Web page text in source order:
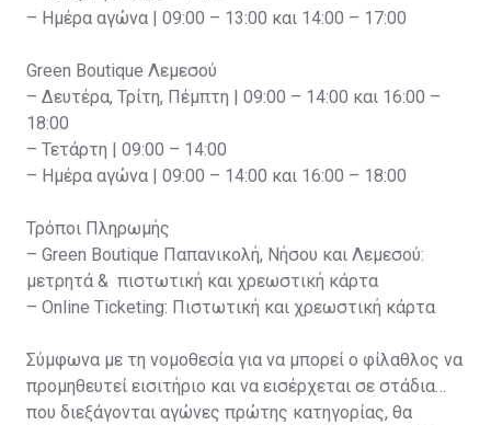
– Ημέρα αγώνα | 09:00 – 13:00 και 14:00 – 17:00
Green Boutique Λεμεσού
– Δευτέρα, Τρίτη, Πέμπτη | 09:00 – 14:00 και 16:00 –
18:00
– Τετάρτη | 09:00 – 14:00
– Ημέρα αγώνα | 09:00 – 14:00 και 16:00 – 18:00
Τρόποι Πληρωμής
– Green Boutique Παπανικολή, Νήσου και Λεμεσού:
μετρητά & πιστωτική και χρεωστική κάρτα
– Online Ticketing: Πιστωτική και χρεωστική κάρτα
Σύμφωνα με τη νομοθεσία για να μπορεί ο φίλαθλος να
προμηθευτεί εισιτήριο και να εισέρχεται σε στάδια
που διεξάγονται αγώνες πρώτης κατηγορίας, θα